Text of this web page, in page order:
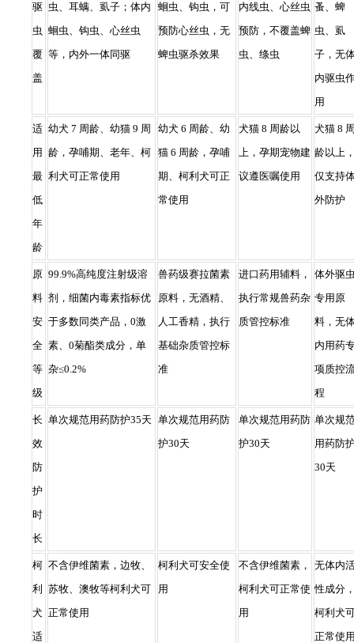
驱
虫
覆
盖
虫、耳螨、虱子；体内
蛔虫、钩虫、心丝虫
等，内外一体同驱
蛔虫、钩虫，可
预防心丝虫，无
蜱虫驱杀效果
内线虫、心丝虫
预防，不覆盖蜱
虫、绦虫
蚤、蜱
虫、虱
子，无
内驱虫
用
适
用
最
低
年
龄
幼犬 7 周龄、幼猫 9 周
龄，孕哺期、老年、柯
利犬可正常使用
幼犬 6 周龄、幼
猫 6 周龄，孕哺
期、柯利犬可正
常使用
犬猫 8 周龄以
上，孕期宠物建
议遵医嘱使用
犬猫 8
龄以上
仅支持
外防护
原
料
安
全
等
级
99.9%高纯度注射级溶
剂，细菌内毒素指标优
于多数同类产品，0激
素、0菊酯类成分，单
杂≤0.2%
兽药级赛拉菌素
原料，无酒精、
人工香精，执行
基础杂质管控标
准
进口药用辅料，
执行常规兽药杂
质管控标准
体外驱
专用原
料，无
内用药
项质控
程
长
效
防
护
时
长
单次规范用药防护35天 单次规范用药防
护30天
单次规范用药防
护30天
单次规
用药防
30天
柯
利
犬
适
不含伊维菌素，边牧、
苏牧、澳牧等柯利犬可
正常使用
柯利犬可安全使
用
不含伊维菌素，
柯利犬可正常使
用
无体内
性成分
柯利犬
正常使